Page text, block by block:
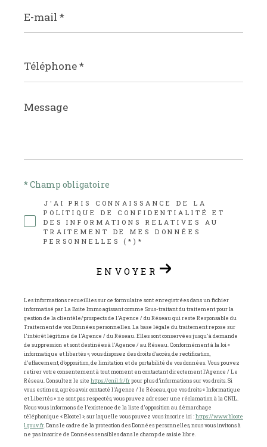
mail
*
*
Message
*
J'AI PRIS CONNAISSANCE DE LA
POLITIQUE DE CONFIDENTIALITÉ ET
DES INFORMATIONS RELATIVES AU
TRAITEMENT DE MES DONNÉES
PERSONNELLES (*)*
* Champ obligatoire
ENVOYER
Les informations recueillies sur ce formulaire sont enregistrées dans un fichier
informatisé par La Boite Immo agissant comme Sous-traitant du traitement pour la
gestion de la clientèle/prospects de l'Agence / du Réseau qui reste Responsable du
Traitement de vos Données personnelles. La base légale du traitement repose sur
l'intérêt légitime de l'Agence / du Réseau. Elles sont conservées jusqu'à demande
de suppression et sont destinées à l'Agence / au Réseau. Conformément à la loi «
informatique et libertés », vous disposez des droits d’accès, de rectification,
d’effacement, d’opposition, de limitation et de portabilité de vos données. Vous pouvez
retirer votre consentement à tout moment en contactant directement l’Agence / Le
Réseau. Consultez le site https://cnil.fr/frpour plus d’informations sur vos droits. Si
vous estimez, après avoir contacté l'Agence / le Réseau, que vos droits « Informatique
et Libertés » ne sont pas respectés, vous pouvez adresser une réclamation à la CNIL.
Nous vous informons de l’existence de la liste d'opposition au démarchage
téléphonique « Bloctel », sur laquelle vous pouvez vous inscrire ici :https://www.blocte
l.gouv.fr. Dans le cadre de la protection des Données personnelles, nous vous invitons à
ne pas inscrire de Données sensibles dans le champ de saisie libre.